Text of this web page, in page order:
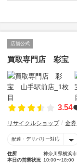
店舗公式
買取専門店 彩宝
3.54
リサイクルショップ 金
配達・デリバリー対応
住所
神奈川県横浜
本日の営業状況 10:00〜18:00